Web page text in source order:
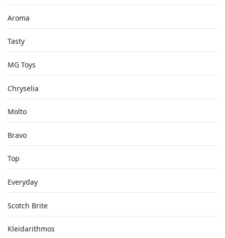
Aroma
Tasty
MG Toys
Chryselia
Molto
Bravo
Top
Everyday
Scotch Brite
Kleidarithmos